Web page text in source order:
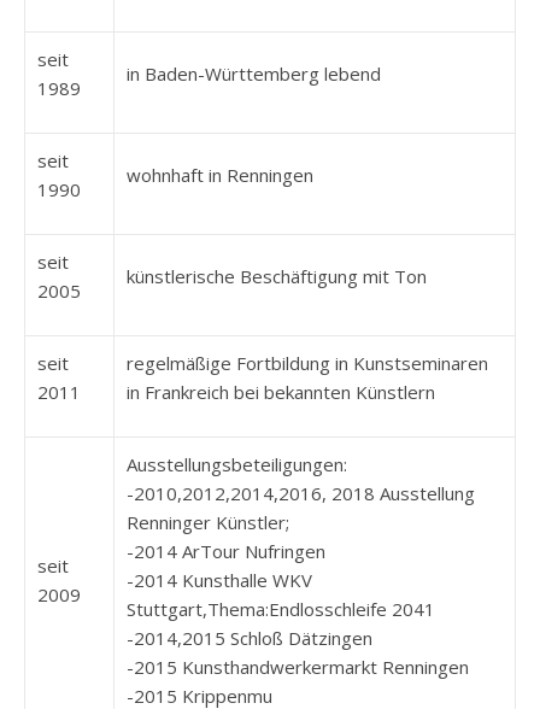
seit
1989
in Baden-Württemberg lebend
seit
1990
wohnhaft in Renningen
seit
2005
künstlerische Beschäftigung mit Ton
seit
2011
regelmäßige Fortbildung in Kunstseminaren
in Frankreich bei bekannten Künstlern
seit
2009
Ausstellungsbeteiligungen:
-2010,2012,2014,2016, 2018 Ausstellung
Renninger Künstler;
-2014 ArTour Nufringen
-2014 Kunsthalle WKV
Stuttgart,Thema:Endlosschleife 2041
-2014,2015 Schloß Dätzingen
-2015 Kunsthandwerkermarkt Renningen
-2015 Krippenmu